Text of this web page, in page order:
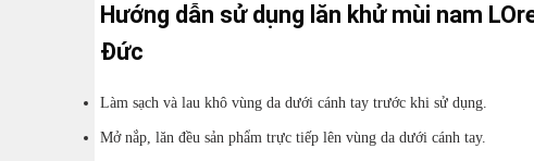
Hướng dẫn sử dụng lăn khử mùi nam
Đức
Làm sạch và lau khô vùng da dưới cánh tay trước khi sử dụng.
Mở nắp, lăn đều sản phẩm trực tiếp lên vùng da dưới cánh tay.